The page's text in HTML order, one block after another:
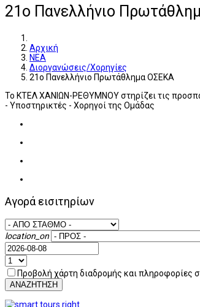
21ο Πανελλήνιο
Αρχική
ΝΕΑ
Διοργανώσεις/Χορηγίες
21ο Πανελλήνιο Πρωτάθλημα ΟΣΕΚΑ
Το ΚΤΕΛ ΧΑΝΙΩΝ-ΡΕΘΥΜΝΟΥ στηρίζει τις
- Υποστηρικτές - Χορηγοί της Ομάδας
Αγορά εισιτηρίων
location_on
Προβολή χάρτη διαδρομής και πληροφορίες
ΑΝΑΖΗΤΗΣΗ